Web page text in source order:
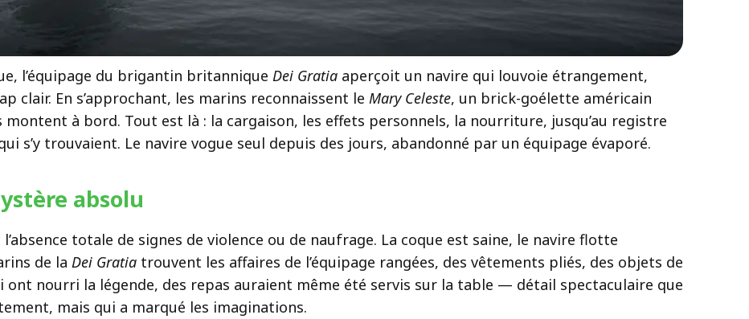
l’équipage du brigantin britannique Dei Gratia aperçoit un navire qui louvoie étrangement,
clair. En s’approchant, les marins reconnaissent le Mary Celeste, un brick-goélette américain
à bord. Tout est là : la cargaison, les effets personnels, la nourriture, jusqu’au registre
s’y trouvaient. Le navire vogue seul depuis des jours, abandonné par un équipage évaporé.
absolu
totale de signes de violence ou de naufrage. La coque est saine, le navire flotte
de la Dei Gratia trouvent les affaires de l’équipage rangées, des vêtements pliés, des objets de
ont nourri la légende, des repas auraient même été servis sur la table — détail spectaculaire que
mais qui a marqué les imaginations.